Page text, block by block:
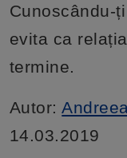
Cunoscându-
evita ca
termine.
Autor:
14.03.2019